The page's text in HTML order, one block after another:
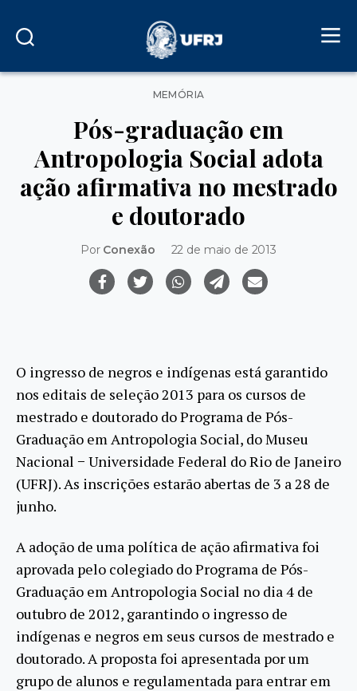
Categorias
MEMÓRIA
Pós-graduação em
Antropologia Social adota
ação afirmativa no mestrado
e doutorado
Por Conexão 22 de maio de 2013
O ingresso de negros e indígenas está garantido
nos editais de seleção 2013 para os cursos de
mestrado e doutorado do Programa de Pós-
Graduação em Antropologia Social, do Museu
Nacional − Universidade Federal do Rio de Janeiro
(UFRJ). As inscrições estarão abertas de 3 a 28 de
junho.
A adoção de uma política de ação afirmativa foi
aprovada pelo colegiado do Programa de Pós-
Graduação em Antropologia Social no dia 4 de
outubro de 2012, garantindo o ingresso de
indígenas e negros em seus cursos de mestrado e
doutorado. A proposta foi apresentada por um
grupo de alunos e regulamentada para entrar em